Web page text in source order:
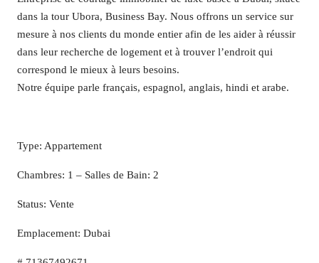
dans la tour Ubora, Business Bay. Nous offrons un service sur
mesure à nos clients du monde entier afin de les aider à réussir
dans leur recherche de logement et à trouver l’endroit qui
correspond le mieux à leurs besoins.
Notre équipe parle français, espagnol, anglais, hindi et arabe.
Type: Appartement
Chambres: 1 – Salles de Bain: 2
Status: Vente
Emplacement: Dubai